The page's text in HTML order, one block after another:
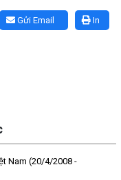
In
Gửi Email
Nam (20/4/2008 -